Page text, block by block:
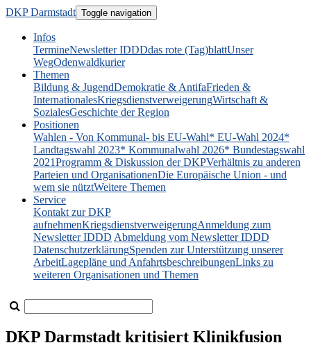
DKP Darmstadt Toggle navigation
Infos
TermineNewsletter IDDDdas rote (Tag)blattUnser
WegOdenwaldkurier
Themen
Bildung & JugendDemokratie & AntifaFrieden &
InternationalesKriegsdienstverweigerungWirtschaft &
SozialesGeschichte der Region
Positionen
Wahlen - Von Kommunal- bis EU-Wahl* EU-Wahl 2024*
Landtagswahl 2023* Kommunalwahl 2026* Bundestagswahl
2021Programm & Diskussion der DKPVerhältnis zu anderen
Parteien und OrganisationenDie Europäische Union - und
wem sie nütztWeitere Themen
Service
Kontakt zur DKP
aufnehmenKriegsdienstverweigerungAnmeldung zum
Newsletter IDDD Abmeldung vom Newsletter IDDD
DatenschutzerklärungSpenden zur Unterstützung unserer
ArbeitLagepläne und AnfahrtsbeschreibungenLinks zu
weiteren Organisationen und Themen
DKP Darmstadt kritisiert Klinikfusion